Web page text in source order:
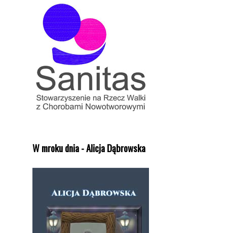
W mroku dnia - Alicja Dąbrowska